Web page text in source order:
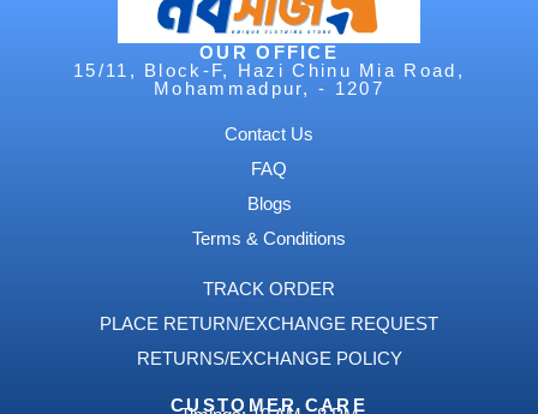
OUR OFFICE
15/11, Block-F, Hazi Chinu Mia Road,
Mohammadpur, - 1207
Contact Us
FAQ
Blogs
Terms & Conditions
TRACK ORDER
PLACE RETURN/EXCHANGE REQUEST
RETURNS/EXCHANGE POLICY
CUSTOMER CARE